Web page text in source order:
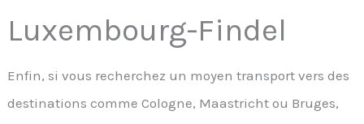
Luxembourg-Findel
Enfin, si vous recherchez un moyen transport vers des
destinations comme Cologne, Maastricht ou Bruges,